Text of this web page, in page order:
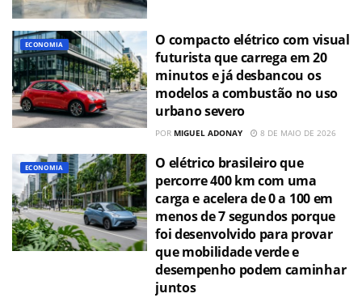
ECONOMIA
O compacto elétrico com visual
futurista que carrega em 20
minutos e já desbancou os
modelos a combustão no uso
urbano severo
POR MIGUEL ADONAY 8 DE MAIO DE 2026
ECONOMIA
O elétrico brasileiro que
percorre 400 km com uma
carga e acelera de 0 a 100 em
menos de 7 segundos porque
foi desenvolvido para provar
que mobilidade verde e
desempenho podem caminhar
juntos